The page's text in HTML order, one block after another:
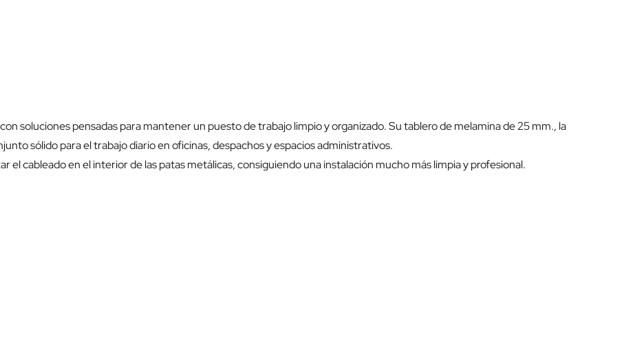
soluciones pensadas para mantener un puesto de trabajo limpio y organizado. Su tablero de melamina de 25 mm., la
sólido para el trabajo diario en oficinas, despachos y espacios administrativos.
el cableado en el interior de las patas metálicas, consiguiendo una instalación mucho más limpia y profesional.